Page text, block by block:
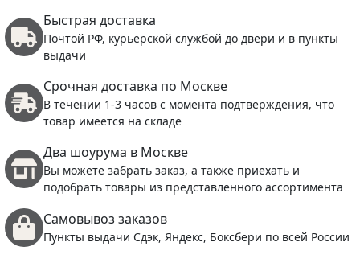
Быстрая доставка
Почтой РФ, курьерской службой до двери и в пункты
выдачи
Срочная доставка по Москве
В течении 1-3 часов с момента подтверждения, что
товар имеется на складе
Два шоурума в Москве
Вы можете забрать заказ, а также приехать и
подобрать товары из представленного ассортимента
Самовывоз заказов
Пункты выдачи Сдэк, Яндекс, Боксбери по всей России